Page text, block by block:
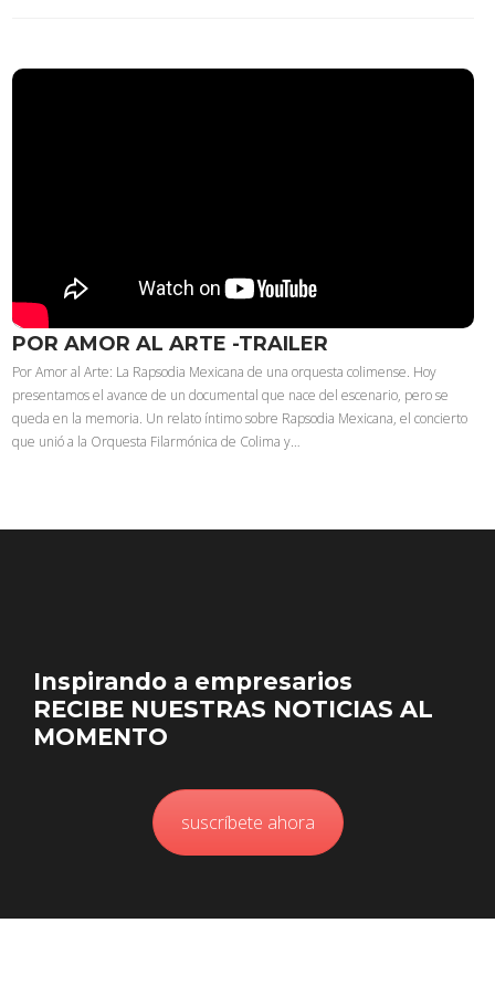
POR AMOR AL ARTE -TRAILER
Por Amor al Arte: La Rapsodia Mexicana de una orquesta colimense. Hoy
presentamos el avance de un documental que nace del escenario, pero se
queda en la memoria. Un relato íntimo sobre Rapsodia Mexicana, el concierto
que unió a la Orquesta Filarmónica de Colima y…
Inspirando a empresarios
RECIBE NUESTRAS NOTICIAS AL
MOMENTO
suscríbete ahora